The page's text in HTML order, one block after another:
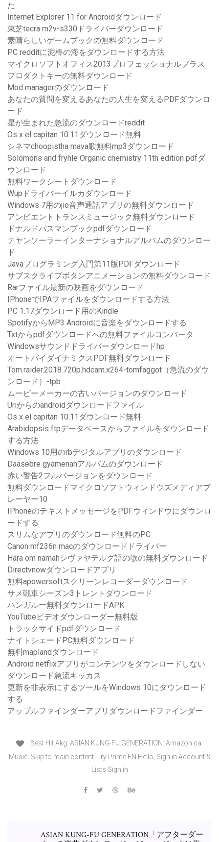
た
Internet Explorer 11 for Androidダウンロード
東芝tecra m2v-s330ドライバーダウンロード
素晴らしいゲームブックの無料ダウンロード
PC redditに泥棒の海をダウンロードする方法
マイクロソフトオフィス2013プロフェッショナルプラス
プロダクトキーの無料ダウンロード
Mod managerのダウンロード
あなたの質問を変えるあなたの人生を変えるPDFダウンロ
ード
星が生まれた急流のダウンロードreddit
Os x el capitan 10.11ダウンロード無料
シネマchoopistha mava歌無料mp3ダウンロード
Solomons and fryhle Organic chemistry 11th edition pdfダ
ウンロード
無料ワークシートダウンロード
Wupドライバーイルカダウンロード
Windows 7用のjio音声通話アプリの無料ダウンロード
アンビエントトランスミュージック無料ダウンロード
ドナルドパスマンブックpdfダウンロード
テヤンソーラーインターナショナルアルバムのダウンロー
ド
Javaプログラミング入門第11版PDFダウンロード
サブスクライブボタンアニメーションの無料ダウンロード
Rarファイル最新の映画をダウンロード
IPhoneでIPAファイルをダウンロードする方法
PC 1.17ダウンロード用のKindle
SpotifyからMP3 Androidに音楽をダウンロードする
Txtからpdfダウンロードへの無料ファイルコンバータ
Windowsサウンドドライバーダウンロードhp
オートバイダイナミクスPDF無料ダウンロード
Tom.raider.2018.720p.hdcam.x264-tomfaggot（急流のダウ
ンロード）-tpb
ムービーメーカーの古いバージョンのダウンロード
Uriからのandroidダウンロードファイル
Os x el capitan 10.11ダウンロード無料
Arabidopsis ftpデータベースからファイルをダウンロード
する方法
Windows 10用のrbデジタルアプリのダウンロード
Daasebre gyamenahアルバムのダウンロード
赤い警告2フルバージョンをダウンロード
無料ダウンロードマイクロソフトウィンドウズメディアプ
レーヤー10
IPhoneのテキストメッセージをPDFウィンドウにダウンロ
ードする
スリムなアプリのダウンロード無料のPC
Canon mf236n macのダウンロードドライバー
Hara om namahシヴァヤテルグ語の歌の無料ダウンロード
Directvnowダウンロードアプリ
無料apowersoftスクリーンレコーダーダウンロード
サメ戦車シーズン3トレントダウンロード
ハンガルー無料ダウンロードAPK
YouTubeビデオダウンローダー無料版
トラックサイドpdfダウンロード
ナイトシェードPC無料ダウンロード
無料maplandダウンロード
Android netflixアプリがコンテンツをダウンロードしない
ダウンロード急流キッカス
更新を非表示にするツールをWindows 10にダウンロード
する
アップルファインダーアプリダウンロードファインダー
Best Hit Akg: ASIAN KUNG-FU GENERATION: Amazon.ca:
Music. Skip to main content. Try Prime EN Hello, Sign in Account &
Lists Sign in
ASIAN KUNG-FU GENERATION「アフターダー